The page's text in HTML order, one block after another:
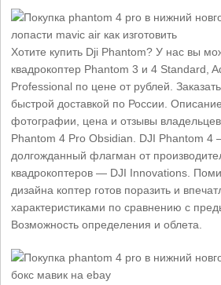
Хотите купить Dji Phantom? У нас вы
квадрокоптер Phantom 3 и 4 Standard,
Professional по цене от рублей.
быстрой доставкой по России.
фотографии, цена и отзывы
Phantom 4 Pro Obsidian. DJI Phantom 4
долгожданный флагман от
квадрокоптеров — DJI Innovations.
дизайна коптер готов поразить и
характеристиками по сравнению с
Возможность определения и облета.